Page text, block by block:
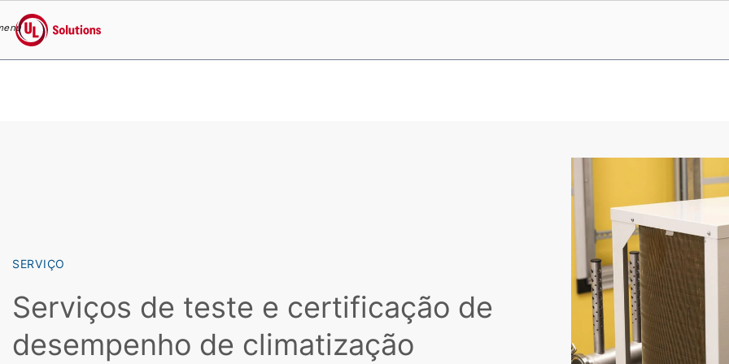
UL Solutions
SERVIÇO
Serviços de teste e certificação de
desempenho de climatização